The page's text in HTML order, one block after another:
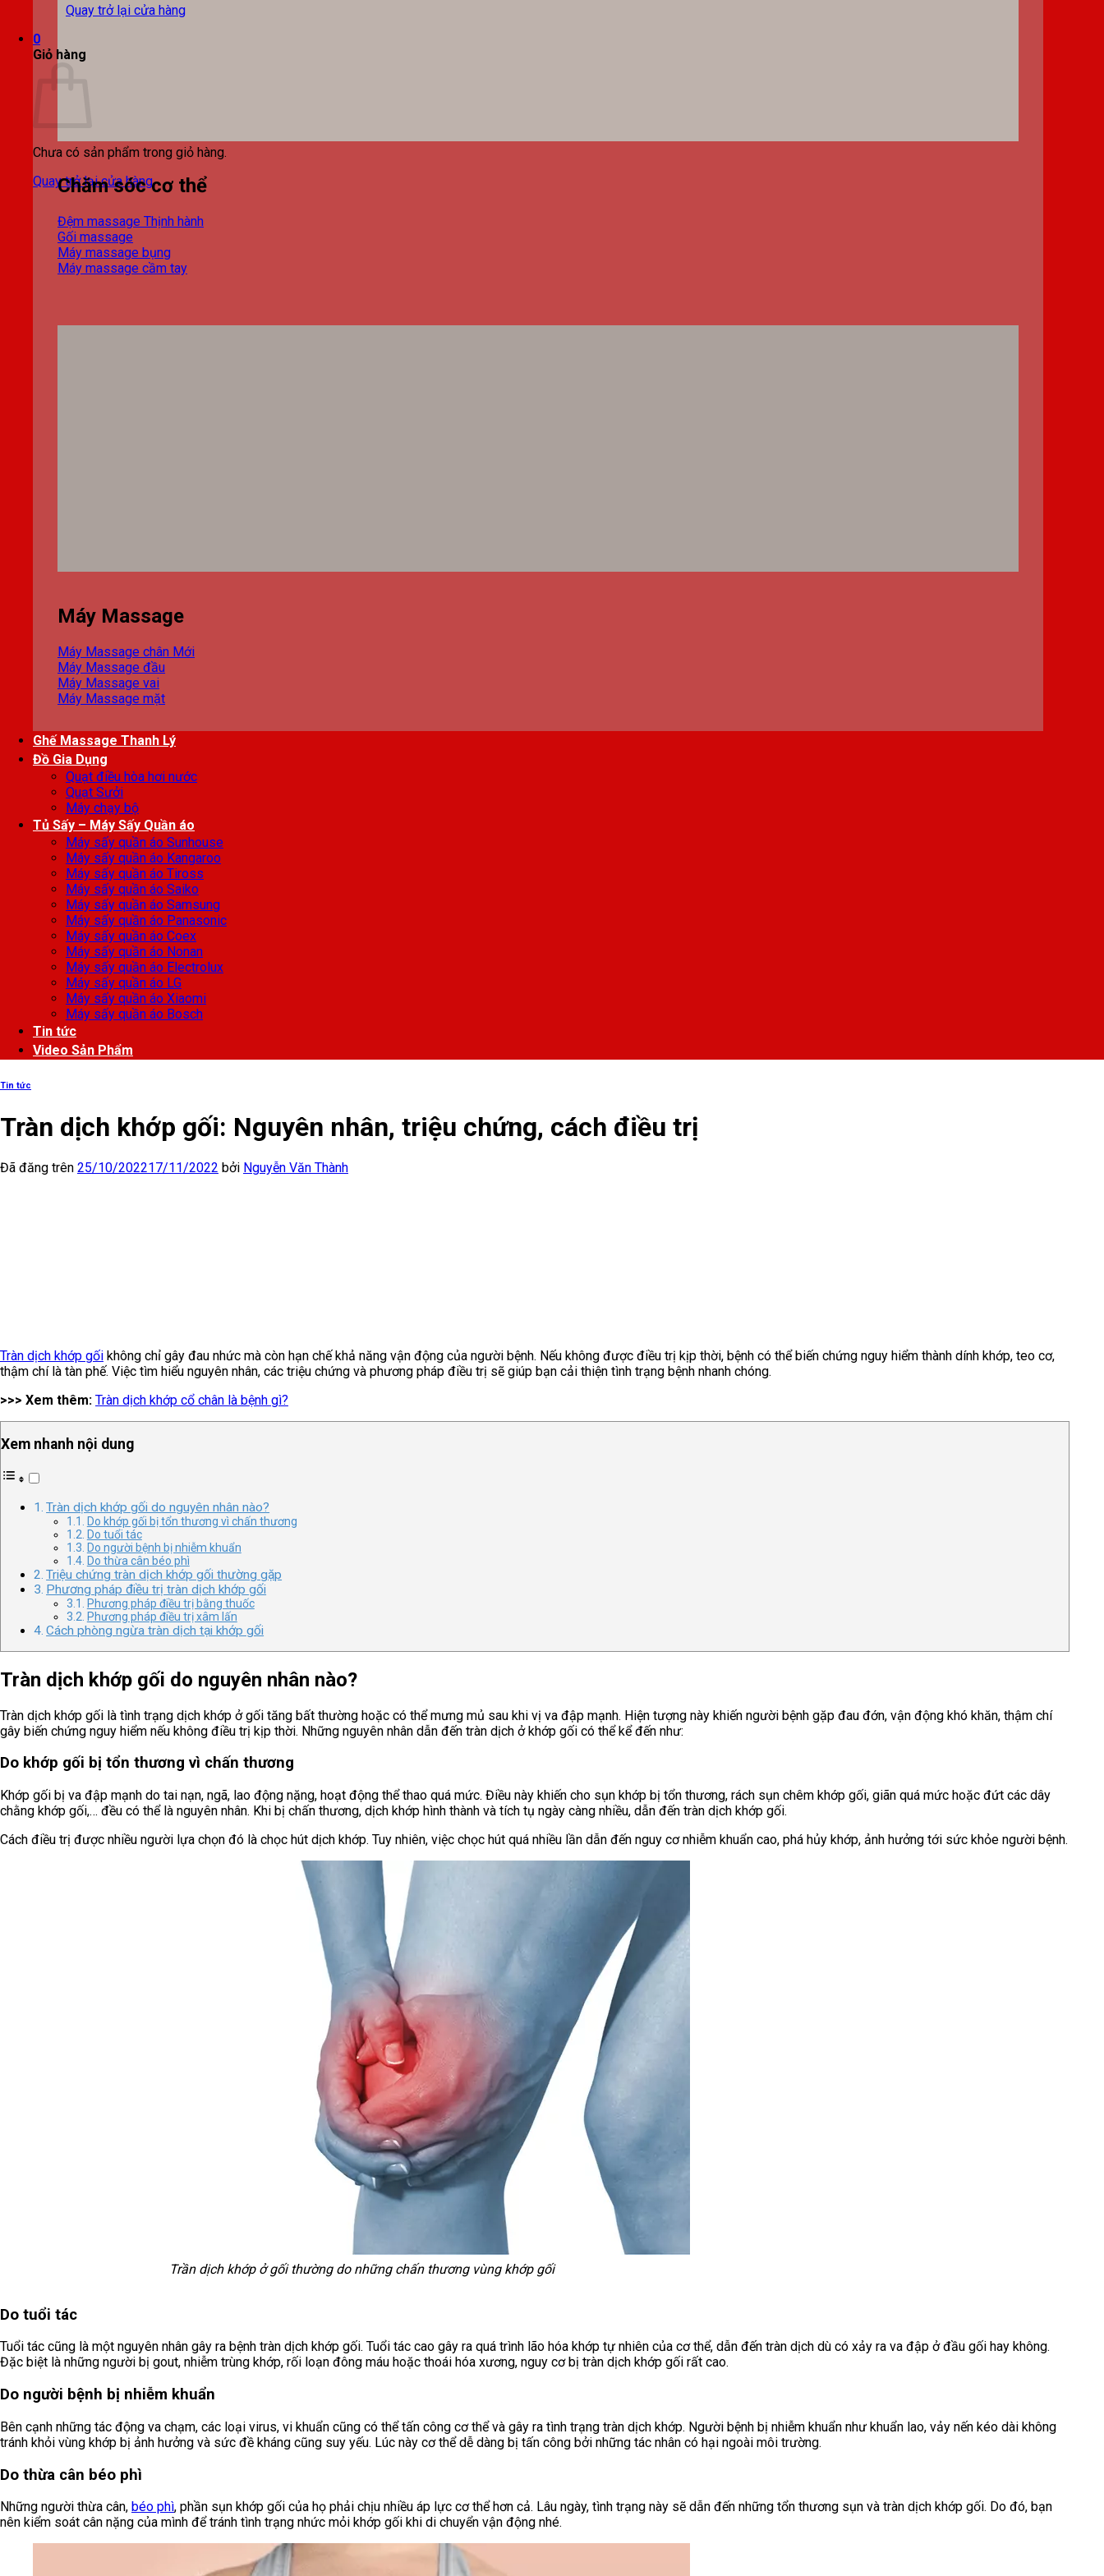
Quay trở lại cửa hàng
0
Giỏ hàng
Chưa có sản phẩm trong giỏ hàng.
Quay trở lại cửa hàng
Chăm sóc cơ thể
Đệm massage
Gối massage
Máy massage bụng
Máy massage cầm tay
Máy Massage
Máy Massage chân
Máy Massage đầu
Máy Massage vai
Máy Massage mặt
Ghế Massage Thanh Lý
Đồ Gia Dụng
Quạt điều hòa hơi nước
Quạt Sưởi
Máy chạy bộ
Tủ Sấy – Máy Sấy Quần áo
Máy sấy quần áo Sunhouse
Máy sấy quần áo Kangaroo
Máy sấy quần áo Tiross
Máy sấy quần áo Saiko
Máy sấy quần áo Samsung
Máy sấy quần áo Panasonic
Máy sấy quần áo Coex
Máy sấy quần áo Nonan
Máy sấy quần áo Electrolux
Máy sấy quần áo LG
Máy sấy quần áo Xiaomi
Máy sấy quần áo Bosch
Tin tức
Video Sản Phẩm
Tin tức
Tràn dịch khớp gối: Nguyên nhân, triệu chứng, cách điều trị
Đã đăng trên 25/10/202217/11/2022 bởi Nguyễn Văn Thành
Tràn dịch khớp gối không chỉ gây đau nhức mà còn hạn chế khả năng vận động của người bệnh. Nếu không được điều trị kịp thời, bệnh có thể biến chứng nguy hiểm thành dính khớp, teo cơ,
thậm chí là tàn phế. Việc tìm hiểu nguyên nhân, các triệu chứng và phương pháp điều trị sẽ giúp bạn cải thiện tình trạng bệnh nhanh chóng.
>>> Xem thêm: Tràn dịch khớp cổ chân là bệnh gì?
Xem nhanh nội dung
Tràn dịch khớp gối do nguyên nhân nào?
Do khớp gối bị tổn thương vì chấn thương
Do tuổi tác
Do người bệnh bị nhiễm khuẩn
Do thừa cân béo phì
Triệu chứng tràn dịch khớp gối thường gặp
Phương pháp điều trị tràn dịch khớp gối
Phương pháp điều trị bằng thuốc
Phương pháp điều trị xâm lấn
Cách phòng ngừa tràn dịch tại khớp gối
Tràn dịch khớp gối do nguyên nhân nào?
Tràn dịch khớp gối là tình trạng dịch khớp ở gối tăng bất thường hoặc có thể mưng mủ sau khi vị va đập mạnh. Hiện tượng này khiến người bệnh gặp đau đớn, vận động khó khăn, thậm chí
gây biến chứng nguy hiểm nếu không điều trị kịp thời. Những nguyên nhân dẫn đến tràn dịch ở khớp gối có thể kể đến như:
Do khớp gối bị tổn thương vì chấn thương
Khớp gối bị va đập mạnh do tai nạn, ngã, lao động nặng, hoạt động thể thao quá mức. Điều này khiến cho sụn khớp bị tổn thương, rách sụn chêm khớp gối, giãn quá mức hoặc đứt các dây
chằng khớp gối,… đều có thể là nguyên nhân. Khi bị chấn thương, dịch khớp hình thành và tích tụ ngày càng nhiều, dẫn đến tràn dịch khớp gối.
Cách điều trị được nhiều người lựa chọn đó là chọc hút dịch khớp. Tuy nhiên, việc chọc hút quá nhiều lần dẫn đến nguy cơ nhiễm khuẩn cao, phá hủy khớp, ảnh hưởng tới sức khỏe người bệnh.
Trần dịch khớp ở gối thường do những chấn thương vùng khớp gối
Do tuổi tác
Tuổi tác cũng là một nguyên nhân gây ra bệnh tràn dịch khớp gối. Tuổi tác cao gây ra quá trình lão hóa khớp tự nhiên của cơ thể, dẫn đến tràn dịch dù có xảy ra va đập ở đầu gối hay không.
Đặc biệt là những người bị gout, nhiễm trùng khớp, rối loạn đông máu hoặc thoái hóa xương, nguy cơ bị tràn dịch khớp gối rất cao.
Do người bệnh bị nhiễm khuẩn
Bên cạnh những tác động va chạm, các loại virus, vi khuẩn cũng có thể tấn công cơ thể và gây ra tình trạng tràn dịch khớp. Người bệnh bị nhiễm khuẩn như khuẩn lao, vảy nến kéo dài không
tránh khỏi vùng khớp bị ảnh hưởng và sức đề kháng cũng suy yếu. Lúc này cơ thể dễ dàng bị tấn công bởi những tác nhân có hại ngoài môi trường.
Do thừa cân béo phì
Những người thừa cân, béo phì, phần sụn khớp gối của họ phải chịu nhiều áp lực cơ thể hơn cả. Lâu ngày, tình trạng này sẽ dẫn đến những tổn thương sụn và tràn dịch khớp gối. Do đó, bạn
nên kiểm soát cân nặng của mình để tránh tình trạng nhức mỏi khớp gối khi di chuyển vận động nhé.